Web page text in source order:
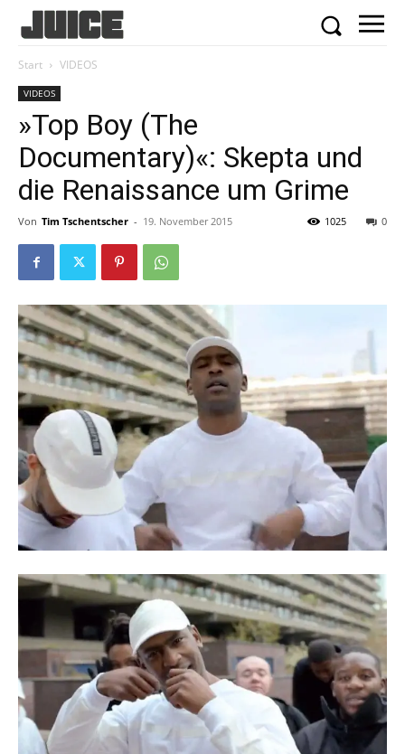
Start VIDEOS
VIDEOS
»Top Boy (The
Documentary)«: Skepta und
die Renaissance um Grime
Von Tim Tschentscher - 19. November 2015 0
1025